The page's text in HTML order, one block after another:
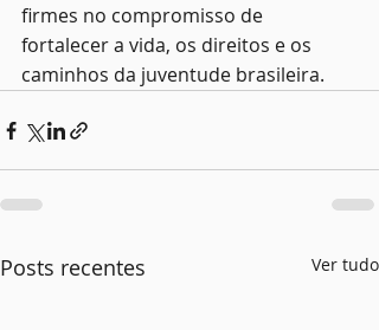
firmes no compromisso de
fortalecer a vida, os direitos e os
caminhos da juventude brasileira.
Posts recentes Ver tudo